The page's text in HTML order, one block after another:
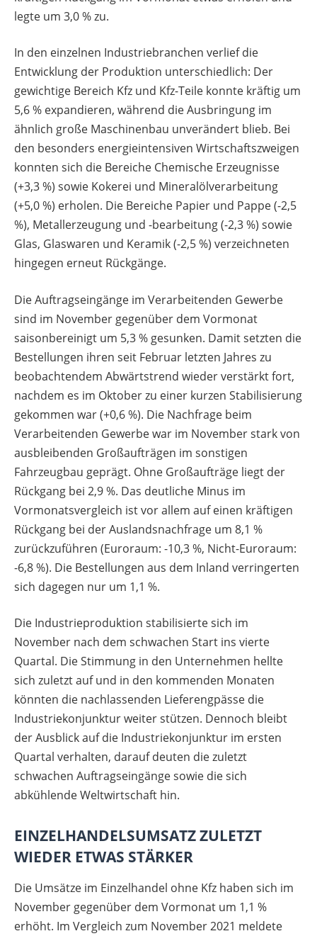
legte um 3,0 % zu.
In den einzelnen Industriebranchen verlief die
Entwicklung der Produktion unterschiedlich: Der
gewichtige Bereich Kfz und Kfz-Teile konnte kräftig um
5,6 % expandieren, während die Ausbringung im
ähnlich große Maschinenbau unverändert blieb. Bei
den besonders energieintensiven Wirtschaftszweigen
konnten sich die Bereiche Chemische Erzeugnisse
(+3,3 %) sowie Kokerei und Mineralölverarbeitung
(+5,0 %) erholen. Die Bereiche Papier und Pappe (-2,5
%), Metallerzeugung und -bearbeitung (-2,3 %) sowie
Glas, Glaswaren und Keramik (-2,5 %) verzeichneten
hingegen erneut Rückgänge.
Die Auftragseingänge im Verarbeitenden Gewerbe
sind im November gegenüber dem Vormonat
saisonbereinigt um 5,3 % gesunken. Damit setzten die
Bestellungen ihren seit Februar letzten Jahres zu
beobachtendem Abwärtstrend wieder verstärkt fort,
nachdem es im Oktober zu einer kurzen Stabilisierung
gekommen war (+0,6 %). Die Nachfrage beim
Verarbeitenden Gewerbe war im November stark von
ausbleibenden Großaufträgen im sonstigen
Fahrzeugbau geprägt. Ohne Großaufträge liegt der
Rückgang bei 2,9 %. Das deutliche Minus im
Vormonatsvergleich ist vor allem auf einen kräftigen
Rückgang bei der Auslandsnachfrage um 8,1 %
zurückzuführen (Euroraum: -10,3 %, Nicht-Euroraum:
-6,8 %). Die Bestellungen aus dem Inland verringerten
sich dagegen nur um 1,1 %.
Die Industrieproduktion stabilisierte sich im
November nach dem schwachen Start ins vierte
Quartal. Die Stimmung in den Unternehmen hellte
sich zuletzt auf und in den kommenden Monaten
könnten die nachlassenden Lieferengpässe die
Industriekonjunktur weiter stützen. Dennoch bleibt
der Ausblick auf die Industriekonjunktur im ersten
Quartal verhalten, darauf deuten die zuletzt
schwachen Auftragseingänge sowie die sich
abkühlende Weltwirtschaft hin.
EINZELHANDELSUMSATZ ZULETZT
WIEDER ETWAS STÄRKER
Die Umsätze im Einzelhandel ohne Kfz haben sich im
November gegenüber dem Vormonat um 1,1 %
erhöht. Im Vergleich zum November 2021 meldete